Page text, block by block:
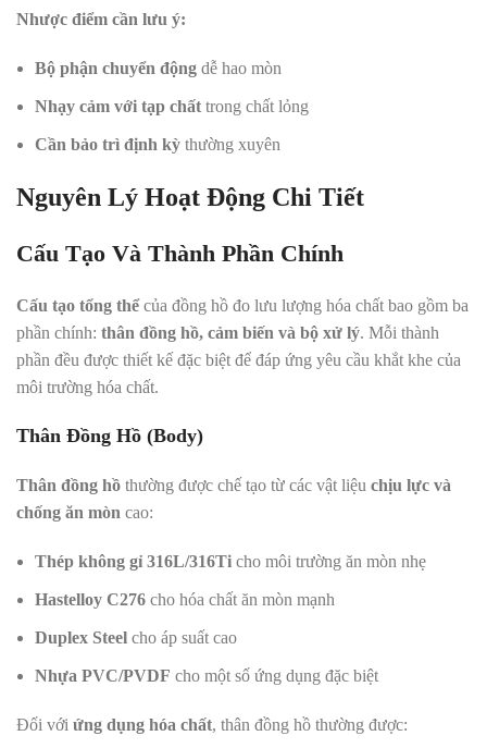
Nhược điểm cần lưu ý:
Bộ phận chuyển động dễ hao mòn
Nhạy cảm với tạp chất trong chất lỏng
Cần bảo trì định kỳ thường xuyên
Nguyên Lý Hoạt Động Chi Tiết
Cấu Tạo Và Thành Phần Chính
Cấu tạo tổng thểcủa đồng hồ đo lưu lượng hóa chất bao gồm ba
phần chính: thân đồng hồ, cảm biến và bộ xử lý. Mỗi thành
phần đều được thiết kế đặc biệt để đáp ứng yêu cầu khắt khe của
môi trường hóa chất.
Thân Đồng Hồ (Body)
Thân đồng hồ thường được chế tạo từ các vật liệu chịu lực và
chống ăn mòn cao:
Thép không gỉ 316L/316Ti cho môi trường ăn mòn nhẹ
Hastelloy C276 cho hóa chất ăn mòn mạnh
Duplex Steel cho áp suất cao
Nhựa PVC/PVDF cho một số ứng dụng đặc biệt
Đối với ứng dụng hóa chất, thân đồng hồ thường được: